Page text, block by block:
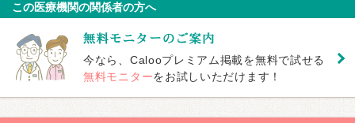
この医療機関の関係者の方へ
今なら、Calooプレミアム掲載を無料で試せる
無料モニターをお試しいただけます！